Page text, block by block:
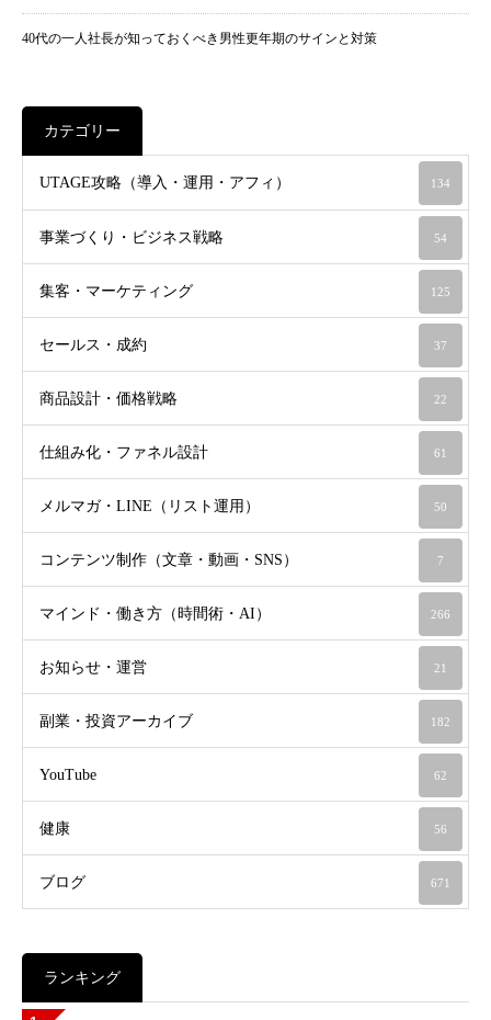
40代の一人社長が知っておくべき男性更年期のサインと対策
カテゴリー
UTAGE攻略（導入・運用・アフィ） 134
事業づくり・ビジネス戦略 54
集客・マーケティング 125
セールス・成約 37
商品設計・価格戦略 22
仕組み化・ファネル設計 61
メルマガ・LINE（リスト運用） 50
コンテンツ制作（文章・動画・SNS） 7
マインド・働き方（時間術・AI） 266
お知らせ・運営 21
副業・投資アーカイブ 182
YouTube 62
健康 56
ブログ 671
ランキング